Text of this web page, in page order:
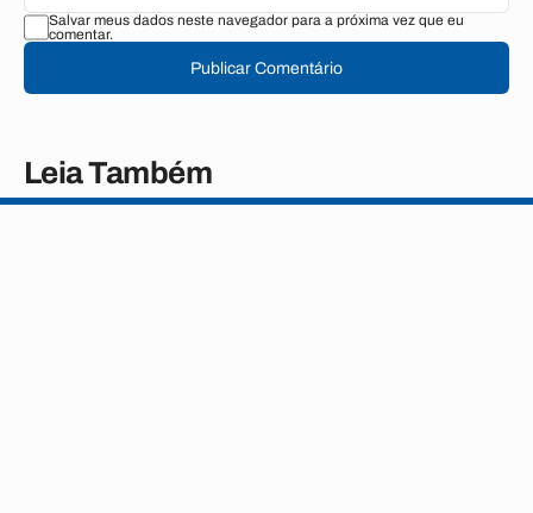
Salvar meus dados neste navegador para a próxima vez que eu
comentar.
Publicar Comentário
Leia Também